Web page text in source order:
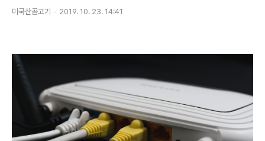
미국산곰고기 2019. 10. 23. 14:41